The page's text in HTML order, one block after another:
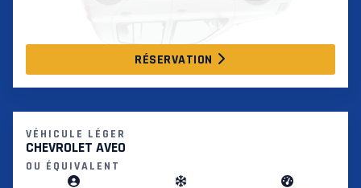
RÉSERVATION
VÉHICULE LÉGER
CHEVROLET AVEO
OU ÉQUIVALENT